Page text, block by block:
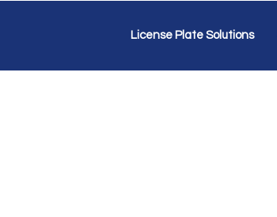
License Plate Solutions